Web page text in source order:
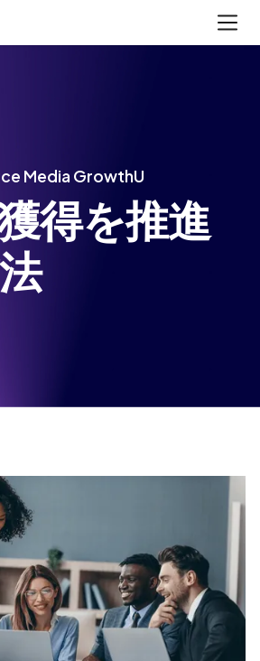
Media GrowthU
得を推進